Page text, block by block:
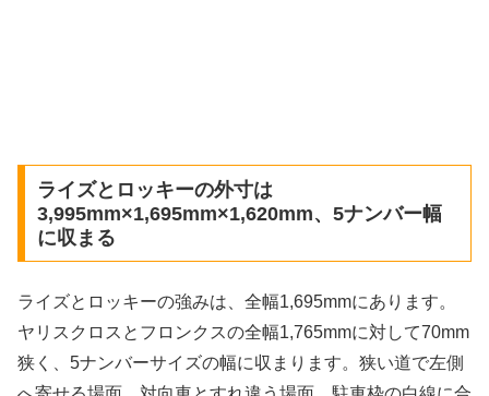
ライズとロッキーの外寸は
3,995mm×1,695mm×1,620mm、5ナンバー幅
に収まる
ライズとロッキーの強みは、全幅1,695mmにあります。
ヤリスクロスとフロンクスの全幅1,765mmに対して70mm
狭く、5ナンバーサイズの幅に収まります。狭い道で左側